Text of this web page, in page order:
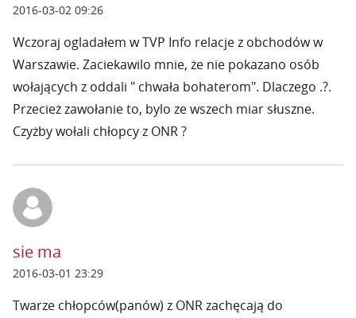
2016-03-02 09:26
Wczoraj ogladałem w TVP Info relacje z obchodów w
Warszawie. Zaciekawilo mnie, że nie pokazano osób
wołających z oddali " chwała bohaterom". Dlaczego .?.
Przecież zawołanie to, bylo ze wszech miar słuszne.
Czyżby wołali chłopcy z ONR ?
sie ma
2016-03-01 23:29
Twarze chłopców(panów) z ONR zachęcają do